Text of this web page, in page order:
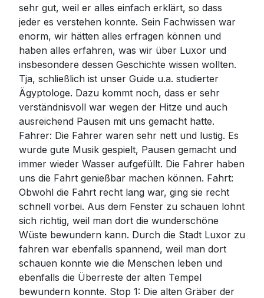
sehr gut, weil er alles einfach erklärt, so dass
jeder es verstehen konnte. Sein Fachwissen war
enorm, wir hätten alles erfragen können und
haben alles erfahren, was wir über Luxor und
insbesondere dessen Geschichte wissen wollten.
Tja, schließlich ist unser Guide u.a. studierter
Ägyptologe. Dazu kommt noch, dass er sehr
verständnisvoll war wegen der Hitze und auch
ausreichend Pausen mit uns gemacht hatte.
Fahrer: Die Fahrer waren sehr nett und lustig. Es
wurde gute Musik gespielt, Pausen gemacht und
immer wieder Wasser aufgefüllt. Die Fahrer haben
uns die Fahrt genießbar machen können. Fahrt:
Obwohl die Fahrt recht lang war, ging sie recht
schnell vorbei. Aus dem Fenster zu schauen lohnt
sich richtig, weil man dort die wunderschöne
Wüste bewundern kann. Durch die Stadt Luxor zu
fahren war ebenfalls spannend, weil man dort
schauen konnte wie die Menschen leben und
ebenfalls die Überreste der alten Tempel
bewundern konnte. Stop 1: Die alten Gräber der